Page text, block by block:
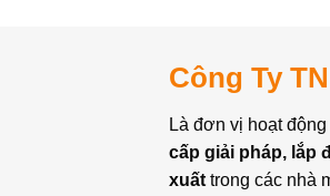
Công Ty
Là đơn vị hoạt
cấp giải pháp, lắp
xuất trong các nhà